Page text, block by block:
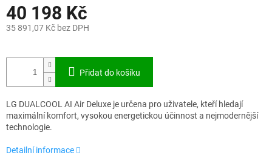
40 198 Kč
35 891,07 Kč bez DPH
cena:
Přidat do košíku
LG DUALCOOL AI Air Deluxe je určena pro uživatele, kteří hledají
maximální komfort, vysokou energetickou účinnost a nejmodernější
technologie.
Detailní informace